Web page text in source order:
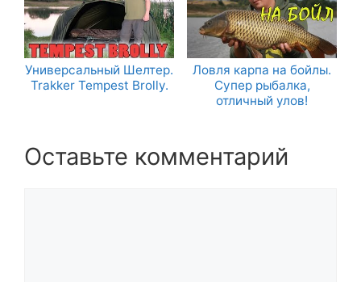
Универсальный Шелтер.
Trakker Tempest Brolly.
Ловля карпа на бойлы.
Супер рыбалка,
отличный улов!
Оставьте комментарий